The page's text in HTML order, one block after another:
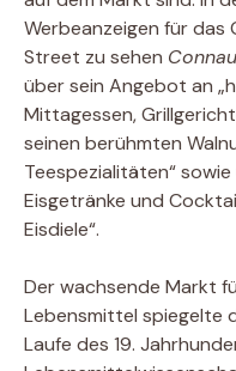
Werbeanzeigen für das
Street zu sehen
über sein Angebot an
Mittagessen,
seinen berühmten
Teespezialitäten“ sowie
Eisgetränke und
Eisdiele“.
Der wachsende Markt
Lebensmittel spiegelte
Laufe des 19.